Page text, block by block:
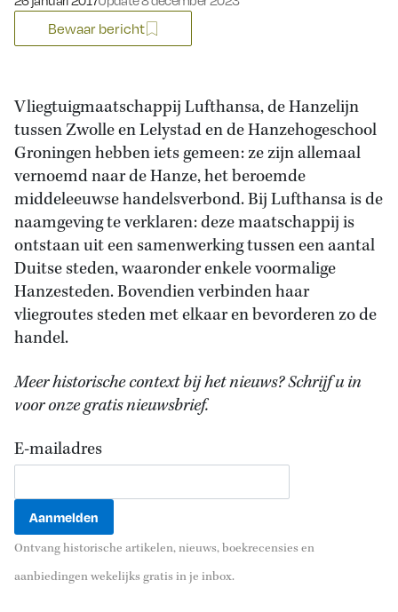
Bewaar bericht
Vliegtuigmaatschappij Lufthansa, de Hanzelijn
tussen Zwolle en Lelystad en de Hanzehogeschool
Groningen hebben iets gemeen: ze zijn allemaal
vernoemd naar de Hanze, het beroemde
middeleeuwse handelsverbond. Bij Lufthansa is de
naamgeving te verklaren: deze maatschappij is
ontstaan uit een samenwerking tussen een aantal
Duitse steden, waaronder enkele voormalige
Hanzesteden. Bovendien verbinden haar
vliegroutes steden met elkaar en bevorderen zo de
handel.
Meer historische context bij het nieuws? Schrijf u in
voor onze gratis nieuwsbrief.
E-mailadres
Ontvang historische artikelen, nieuws, boekrecensies en
aanbiedingen wekelijks gratis in je inbox.